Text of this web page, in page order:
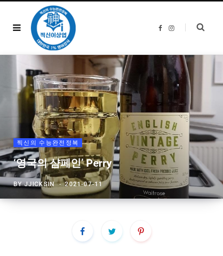
F
b
o
I
a
g
r
a
m
찍신의 수능완전정복
‘영국의 샴페인’ Perry
BYJJICKSIN 2021-07-11